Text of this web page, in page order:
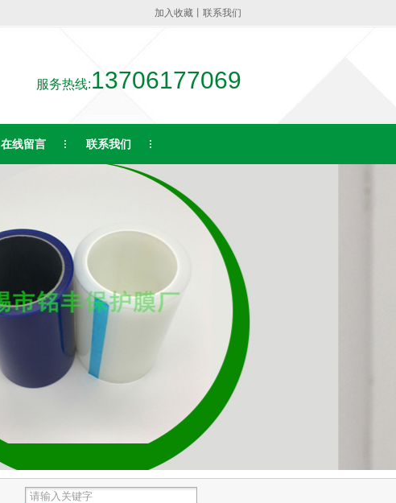
加入收藏 联系我们
服务热线:13706177069
在线留言 联系我们